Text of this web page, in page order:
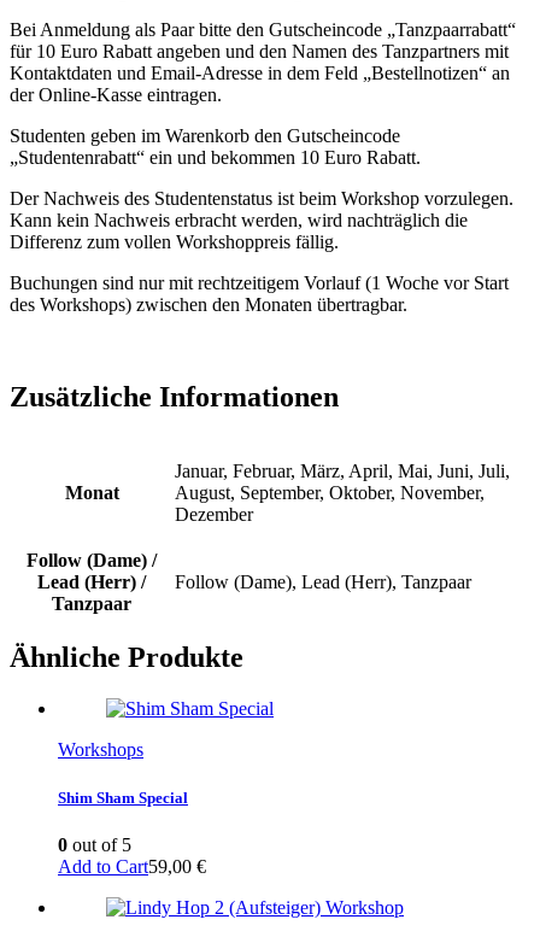
Bei Anmeldung als Paar bitte den Gutscheincode „Tanzpaarrabatt“
für 10 Euro Rabatt angeben und den Namen des Tanzpartners mit
Kontaktdaten und Email-Adresse in dem Feld „Bestellnotizen“ an
der Online-Kasse eintragen.
Studenten geben im Warenkorb den Gutscheincode
„Studentenrabatt“ ein und bekommen 10 Euro Rabatt.
Der Nachweis des Studentenstatus ist beim Workshop vorzulegen.
Kann kein Nachweis erbracht werden, wird nachträglich die
Differenz zum vollen Workshoppreis fällig.
Buchungen sind nur mit rechtzeitigem Vorlauf (1 Woche vor Start
des Workshops) zwischen den Monaten übertragbar.
Zusätzliche Informationen
Monat
Januar, Februar, März, April, Mai, Juni, Juli,
August, September, Oktober, November,
Dezember
Follow (Dame) /
Lead (Herr) /
Tanzpaar
Follow (Dame), Lead (Herr), Tanzpaar
Ähnliche Produkte
Workshops
Shim Sham Special
0 out of 5
Add to Cart59,00 €